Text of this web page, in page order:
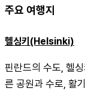
주요 여행지
헬싱키(Helsinki)
핀란드의 수도, 헬
른 공원과 수로, 활